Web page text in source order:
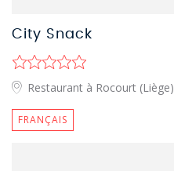
City Snack
Restaurant à Rocourt (Liège)
FRANÇAIS